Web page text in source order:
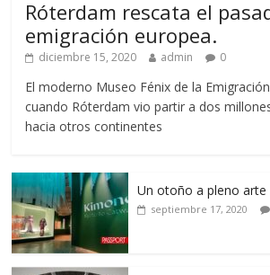
Róterdam rescata el
emigración europea.
diciembre 15, 2020 admin 0
El moderno Museo Fénix de la
cuando Róterdam vio partir a dos
hacia otros continentes
Un otoño a pleno arte
septiembre 17, 2020